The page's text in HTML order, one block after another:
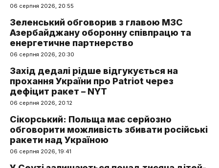
06 серпня 2026, 20:55
Зеленський обговорив з главою МЗС
Азербайджану оборонну співпрацю та
енергетичне партнерство
06 серпня 2026, 20:30
Захід дедалі рідше відгукується на
прохання України про Patriot через
дефіцит ракет – NYT
06 серпня 2026, 20:12
Сікорський: Польща має серйозно
обговорити можливість збивати російські
ракети над Україною
06 серпня 2026, 19:41